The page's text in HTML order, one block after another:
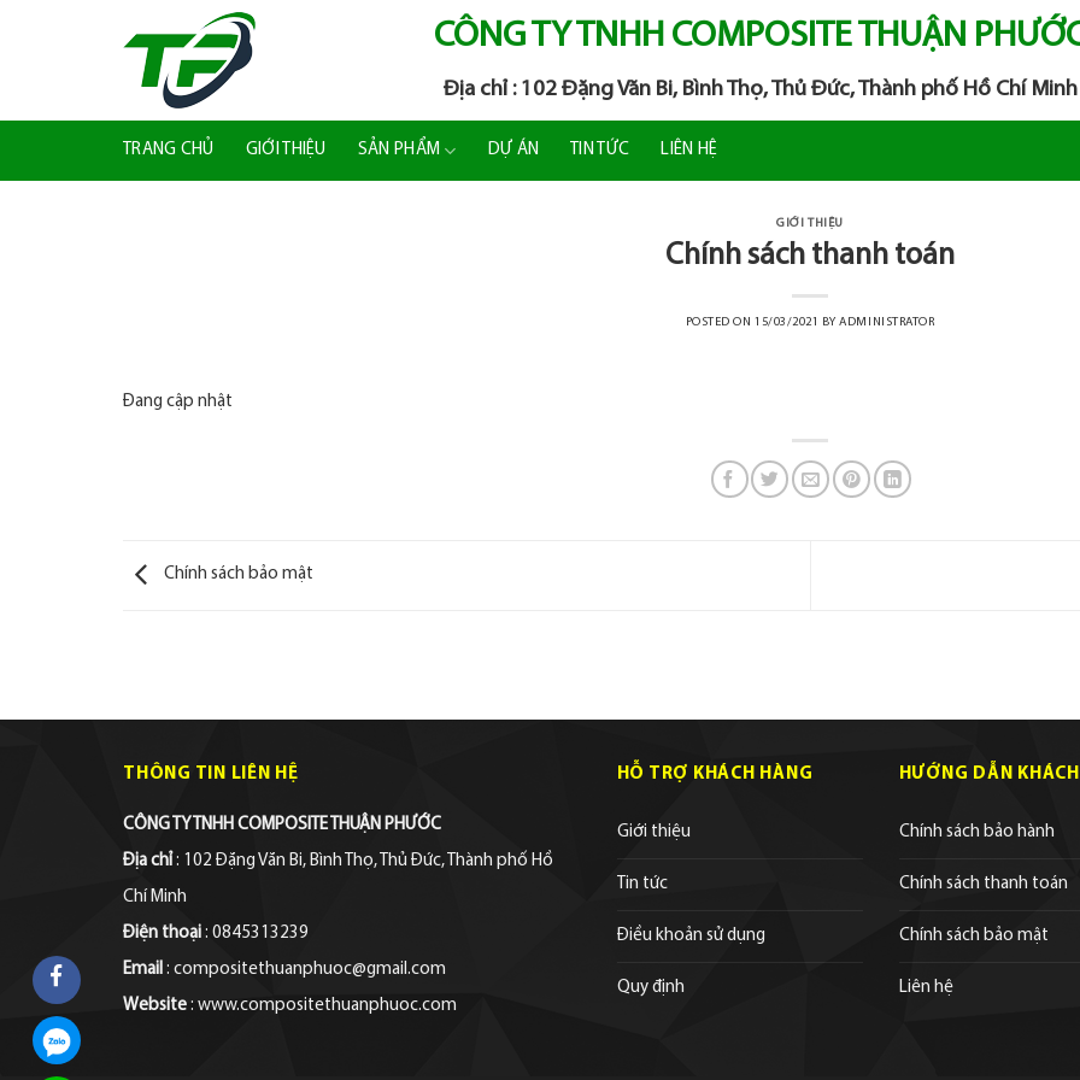
CÔNG TY TNHH COMPOSITE THUẬN
Địa chỉ : 102 Đặng Văn Bi, Bình Thọ, Thủ Đức, Thành phố Hồ Chí Minh
TRANG CHỦ GIỚI THIỆU SẢN PHẨM DỰ ÁN TIN TỨC LIÊN HỆ
GIỚI THIỆU
Chính sách thanh toán
POSTED ON15/03/2021 BYADMINISTRATOR
Đang cập nhật
Chính sách bảo mật
THÔNG TIN LIÊN HỆ
CÔNG TY TNHH COMPOSITE THUẬN PHƯỚC
Địa chỉ : 102 Đặng Văn Bi, Bình Thọ, Thủ Đức, Thành phố Hồ
Chí Minh
Điện thoại : 0845313239
Email : compositethuanphuoc@gmail.com
Website : www.compositethuanphuoc.com
HỖ TRỢ KHÁCH HÀNG
Giới thiệu
Tin tức
Điều khoản sử dụng
Quy định
HƯỚNG DẪN
Chính sách bảo hành
Chính sách thanh toán
Chính sách bảo mật
Liên hệ